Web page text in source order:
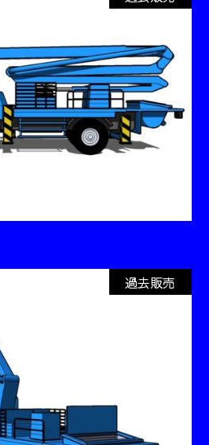
過去販売